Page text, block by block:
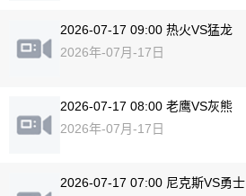
2026-07-17 09:00 热火VS猛龙
2026年-07月-17日
2026-07-17 08:00 老鹰VS灰熊
2026年-07月-17日
2026-07-17 07:00 尼克斯VS勇士